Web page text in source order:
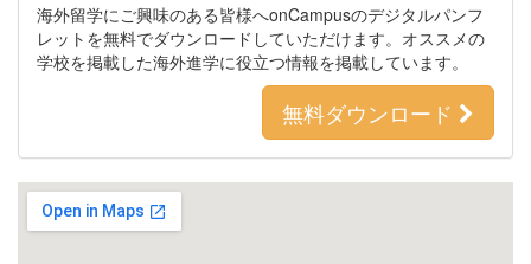
海外留学にご興味のある皆様へonCampusのデジタルパンフ
レットを無料でダウンロードしていただけます。オススメの
学校を掲載した海外進学に役立つ情報を掲載しています。
無料ダウンロード